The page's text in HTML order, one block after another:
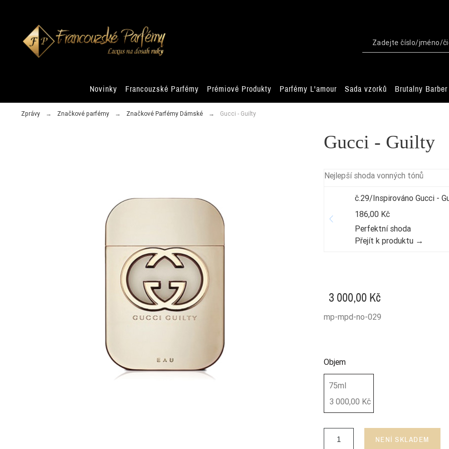
Novinky Francouzské Parfémy Prémiové Produkty Parfémy L'amour Sada vzorků Brutalny Barber
Zprávy Značkové parfémy Značkové Parfémy Dámské Gucci - Guilty
Gucci - Guilty
Nejlepší shoda vonných tónů
č.29/Inspirováno Gucci -
186,00 Kč
Perfektní shoda
Přejít k produktu →
3 000,00 Kč
mp-mpd-no-029
Objem
75ml
3 000,00 Kč
NENÍ SKLADEM